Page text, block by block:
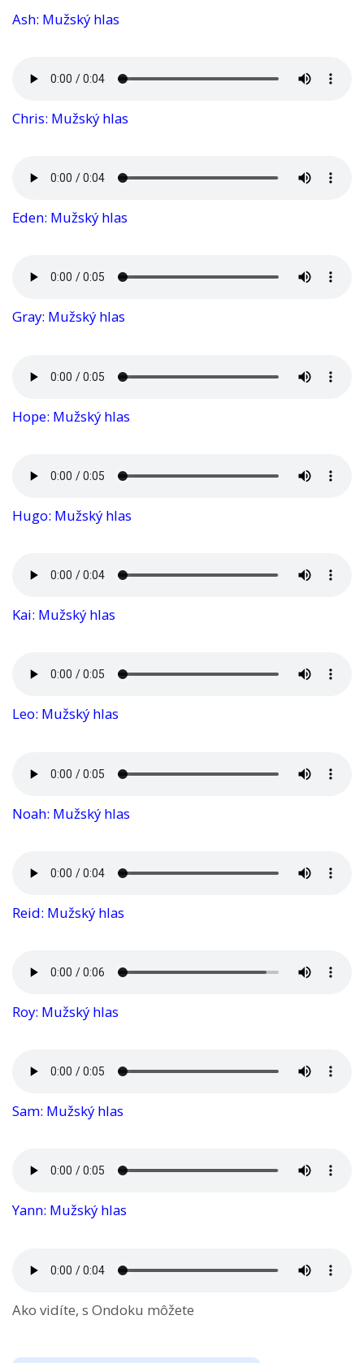
Ash: Mužský hlas
Chris: Mužský hlas
Eden: Mužský hlas
Gray: Mužský hlas
Hope: Mužský hlas
Hugo: Mužský hlas
Kai: Mužský hlas
Leo: Mužský hlas
Noah: Mužský hlas
Reid: Mužský hlas
Roy: Mužský hlas
Sam: Mužský hlas
Yann: Mužský hlas
Ako vidíte, s Ondoku môžete